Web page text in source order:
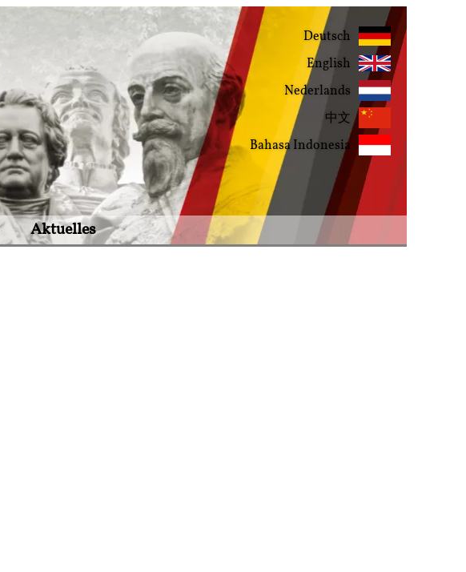
Aktuelles
Deutsch
English
Nederlands
中文
Bahasa Indonesia